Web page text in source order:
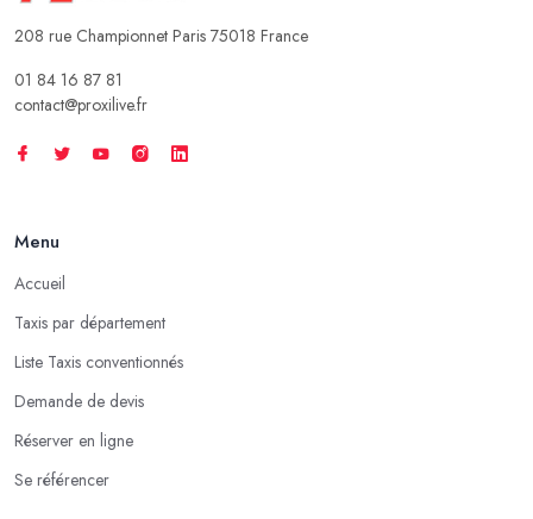
208 rue Championnet Paris 75018 France
01 84 16 87 81
contact@proxilive.fr
Menu
Accueil
Taxis par département
Liste Taxis conventionnés
Demande de devis
Réserver en ligne
Se référencer